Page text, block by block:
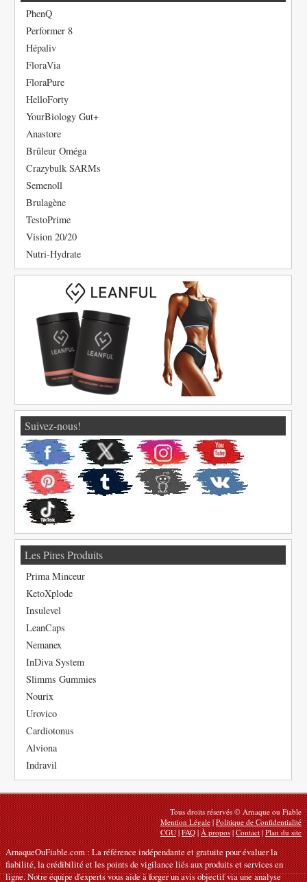
PhenQ
Performer 8
Hépaliv
FloraVia
FloraPure
HelloForty
YourBiology Gut+
Anastore
Brûleur Oméga
Crazybulk SARMs
Semenoll
Brulagène
TestoPrime
Vision 20/20
Nutri-Hydrate
Suivez-nous!
Les Pires Produits
Prima Minceur
KetoXplode
Insulevel
LeanCaps
Nemanex
InDiva System
Slimms Gummies
Nourix
Urovico
Cardiotonus
Alviona
Indravil
Tous droits réservés © Arnaque ou Fiable
Mention Légale|Politique de Confidentialité
CGU|FAQ|À propos|Contact|Plan du site
ArnaqueOuFiable.com : La référence indépendante et gratuite pour évaluer la
fiabilité, la crédibilité et les points de vigilance liés aux produits et services en
ligne. Notre équipe d'experts vous aide à forger un avis objectif via une analyse